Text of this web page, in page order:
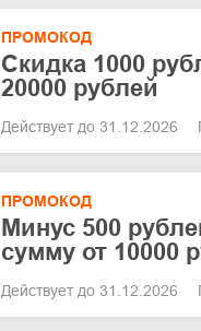
ПРОМОКОД
Скидка 1000
20000 рублей
Действует до 31.12.2026
ПРОМОКОД
Минус 500
сумму от 10000
Действует до 31.12.2026